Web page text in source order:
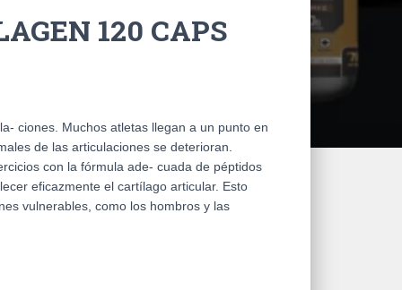
120 CAPS
ciones. Muchos atletas llegan a un punto en
de las articulaciones se deterioran.
con la fórmula ade- cuada de péptidos
eficazmente el cartílago articular. Esto
vulnerables, como los hombros y las